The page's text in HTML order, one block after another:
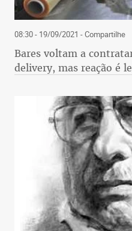
08:30 - 19/09/2021 - Compartilhe
Bares voltam a
delivery, mas reação é